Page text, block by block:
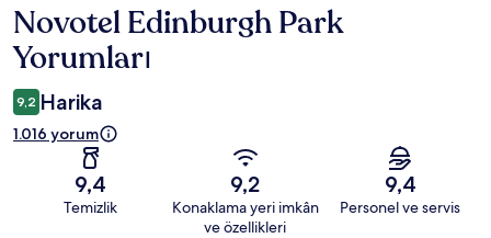
Yorumlar
Novotel Edinburgh Park
Yorumları
9,2 Harika
1.016 yorum
9,4
Temizlik
9,2
Konaklama yeri imkân
ve özellikleri
9,4
Personel ve servis